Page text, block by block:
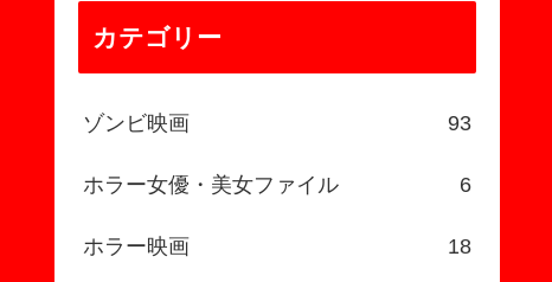
カテゴリー
ゾンビ映画 93
ホラー女優・美女ファイル 6
ホラー映画 18